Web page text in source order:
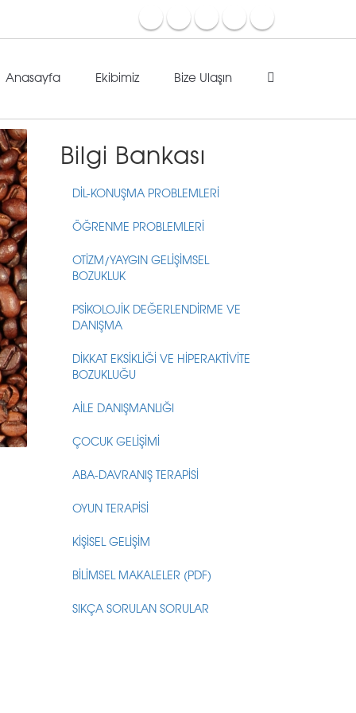
Anasayfa Ekibimiz Bize Ulaşın
Bilgi Bankası
DİL-KONUŞMA PROBLEMLERİ
ÖĞRENME PROBLEMLERİ
OTİZM/YAYGIN GELİŞİMSEL
BOZUKLUK
PSİKOLOJİK DEĞERLENDİRME VE
DANIŞMA
DİKKAT EKSİKLİĞİ VE HİPERAKTİVİTE
BOZUKLUĞU
AİLE DANIŞMANLIĞI
ÇOCUK GELİŞİMİ
ABA-DAVRANIŞ TERAPİSİ
OYUN TERAPİSİ
KİŞİSEL GELİŞİM
BİLİMSEL MAKALELER (PDF)
SIKÇA SORULAN SORULAR